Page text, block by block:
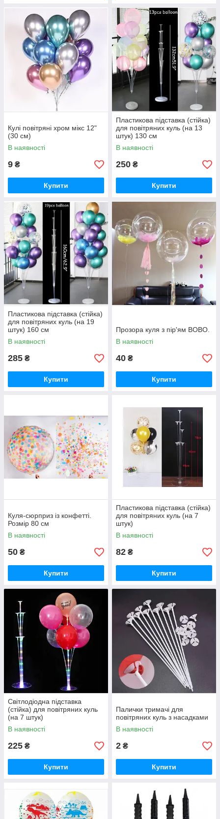
Кулі повітряні хром мікс 12"
(30 см)
В наявності
9 ₴
Купити
Пластикова підставка (стійка)
для повітряних куль (на 13
штук) 130 см
В наявності
250 ₴
Купити
Пластикова підставка (стійка)
для повітряних куль (на 19
штук) 160 см
В наявності
285 ₴
Купити
Прозора куля з пір'ям BOBO.
В наявності
40 ₴
Купити
Куля-сюрприз із конфетті.
Розмір 80 см
В наявності
50 ₴
Купити
Пластикова підставка (стійка)
для повітряних куль (на 7
штук)
В наявності
82 ₴
Купити
Світлодіодна підставка
(стійка) для повітряних куль
(на 7 штук)
В наявності
225 ₴
Купити
Палички тримачі для
повітряних куль з насадками
В наявності
2 ₴
Купити